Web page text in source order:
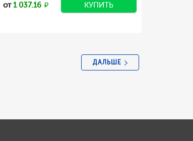
от1 037.16 КУПИТЬ
ДАЛЬШЕ